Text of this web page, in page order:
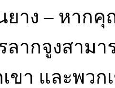
ยาง – หาก
รลากจูงสา
ขา และพวก